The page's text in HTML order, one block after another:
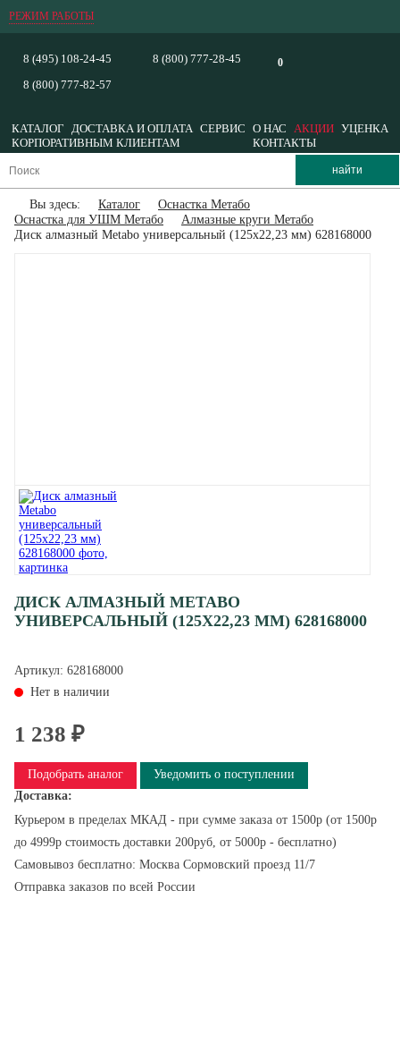
РЕЖИМ РАБОТЫ
0
8 (495) 108-24-45
8 (800) 777-82-57
8 (800) 777-28-45
КАТАЛОГ ДОСТАВКА И ОПЛАТА СЕРВИС О НАС АКЦИИ УЦЕНКА
КОРПОРАТИВНЫМ КЛИЕНТАМ
КОНТАКТЫ
Вы здесь: Каталог
Оснастка Метабо
Оснастка для УШМ Метабо
Алмазные круги Метабо
Диск алмазный Metabo универсальный (125x22,23 мм) 628168000
ДИСК АЛМАЗНЫЙ METABO
УНИВЕРСАЛЬНЫЙ (125X22,23 ММ) 628168000
Артикул: 628168000
Нет в наличии
1 238 ₽
Подобрать аналог
Уведомить о поступлении
Доставка:
Курьером в пределах МКАД - при сумме заказа от 1500р (от 1500р
до 4999р стоимость доставки 200руб, от 5000р - бесплатно)
Самовывоз бесплатно: Москва Сормовский проезд 11/7
Отправка заказов по всей России